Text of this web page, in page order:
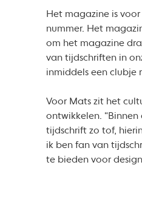
Het magazine is
nummer. Het
om het magazine
van tijdschriften in
inmiddels een clubje
Voor Mats zit het
ontwikkelen.
tijdschrift zo tof,
ik ben fan van
te bieden voor